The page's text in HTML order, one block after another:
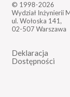
© 1998-2026
Wydział Inżynierii
ul. Wołoska 141,
02-507 Warszawa
Deklaracja
Dostępności